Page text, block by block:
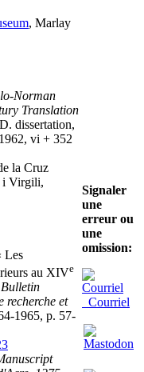
, Marlay
Norman
Translation
dissertation,
vi + 352
la Cruz
i Virgili,
Les
au XIVe
Bulletin
recherche et
1965, p. 57-
Signaler
une
erreur ou
une
omission:
Courriel